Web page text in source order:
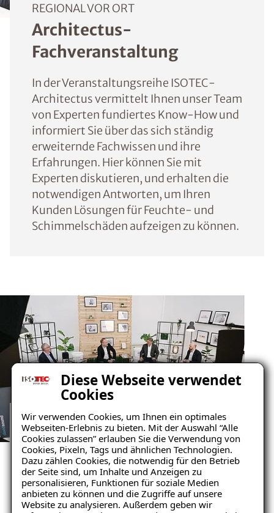
Diese Webseite verwendet
Cookies
Wir verwenden Cookies, um Ihnen ein optimales
Webseiten-Erlebnis zu bieten. Mit der Auswahl “Alle
Cookies zulassen” erlauben Sie die Verwendung von
Cookies, Pixeln, Tags und ähnlichen Technologien.
Dazu zählen Cookies, die notwendig für den Betrieb
der Seite sind, um Inhalte und Anzeigen zu
personalisieren, Funktionen für soziale Medien
anbieten zu können und die Zugriffe auf unsere
Website zu analysieren. Außerdem geben wir
REGIONAL VOR ORT
Architectus-
Fachveranstaltung
In der Veranstaltungsreihe ISOTEC-
Architectus vermittelt Ihnen unser Team
von Experten fundiertes Know-How und
informiert Sie über das sich ständig
erweiternde Fachwissen und ihre
Erfahrungen. Hier können Sie mit
Experten diskutieren, und erhalten die
notwendigen Antworten, um Ihren
Kunden Lösungen für Feuchte- und
Schimmelschäden aufzeigen zu können.
DIGITAL ÜBERREGIONAL
Architectus-Livestream
Der ISOTEC-Livestream ist die online live
Ergänzung zur erfolgreichen